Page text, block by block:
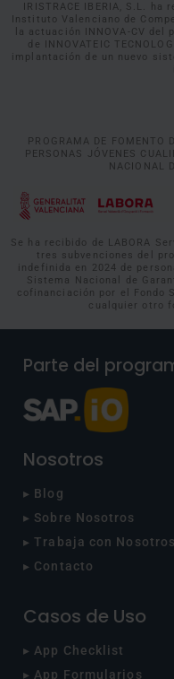
IRISTRACE IBERIA, S.L.
Instituto Valenciano de
la actuación INNOVA-CV
de INNOVATEIC
implantación de un nuevo
PROGRAMA DE FOMENTO
PERSONAS JÓVENES
NACIONAL
Se ha recibido de LABORA
tres subvenciones del
indefinida en 2024 de
Sistema Nacional de
cofinanciación por el Fondo
cualquier otro
Parte del
Nosotros
▸ Blog
▸ Sobre Nosotros
▸ Trabaja con Nosotros
▸ Contacto
Casos de Uso
▸ App Checklist
▸ App Formularios